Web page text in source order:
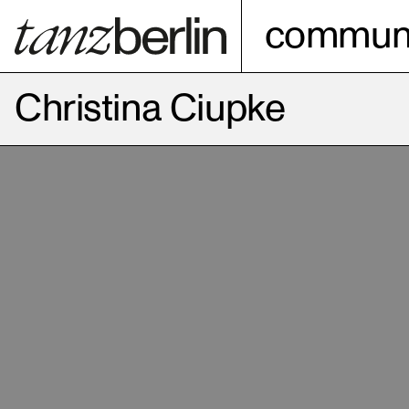
Christina Ciupke